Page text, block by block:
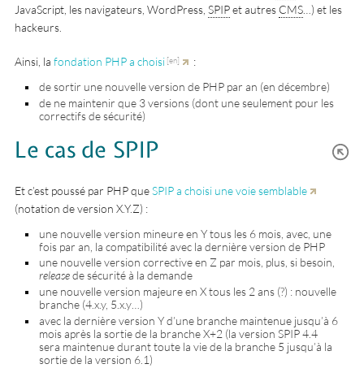
JavaScript, les navigateurs, WordPress,SPIPet autres CMS …) et les
hackeurs.
Ainsi, lafondation PHP a choisi
:
de sortir une nouvelle version de PHP par an (en décembre)
de ne maintenir que 3 versions (dont une seulement pour les
correctifs de sécurité)
Le cas de SPIP
Et c’est poussé par PHP queSPIP a choisi une voie semblable
(notation de version X.Y.Z) :
une nouvelle version mineure en Y tous les 6 mois, avec, une
fois par an, la compatibilité avec la dernière version de PHP
une nouvelle version corrective en Z par mois, plus, si besoin,
releasede sécurité à la demande
une nouvelle version majeure en X tous les 2 ans (?) : nouvelle
branche (4.x.y, 5.x.y…)
avec la dernière version Y d’une branche maintenue jusqu’à 6
mois après la sortie de la branche X+2 (la version SPIP 4.4
sera maintenue durant toute la vie de la branche 5 jusqu’à la
sortie de la version 6.1)